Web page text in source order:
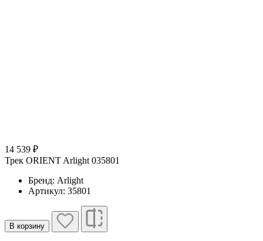
14 539 ₽
Трек ORIENT Arlight 035801
Бренд: Arlight
Артикул: 35801
В корзину